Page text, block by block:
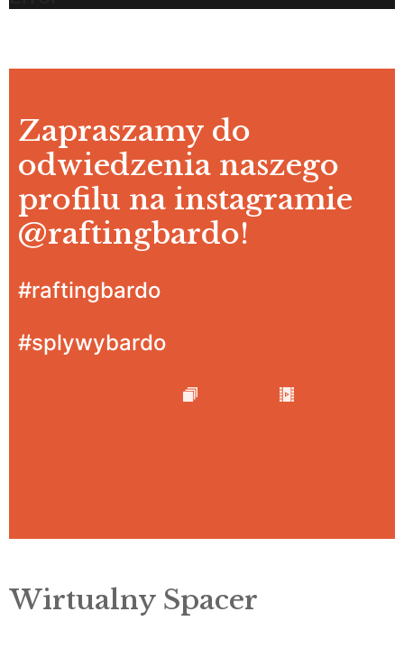
Zapraszamy do
odwiedzenia naszego
profilu na instagramie
@raftingbardo!
#raftingbardo
#splywybardo
Wirtualny Spacer